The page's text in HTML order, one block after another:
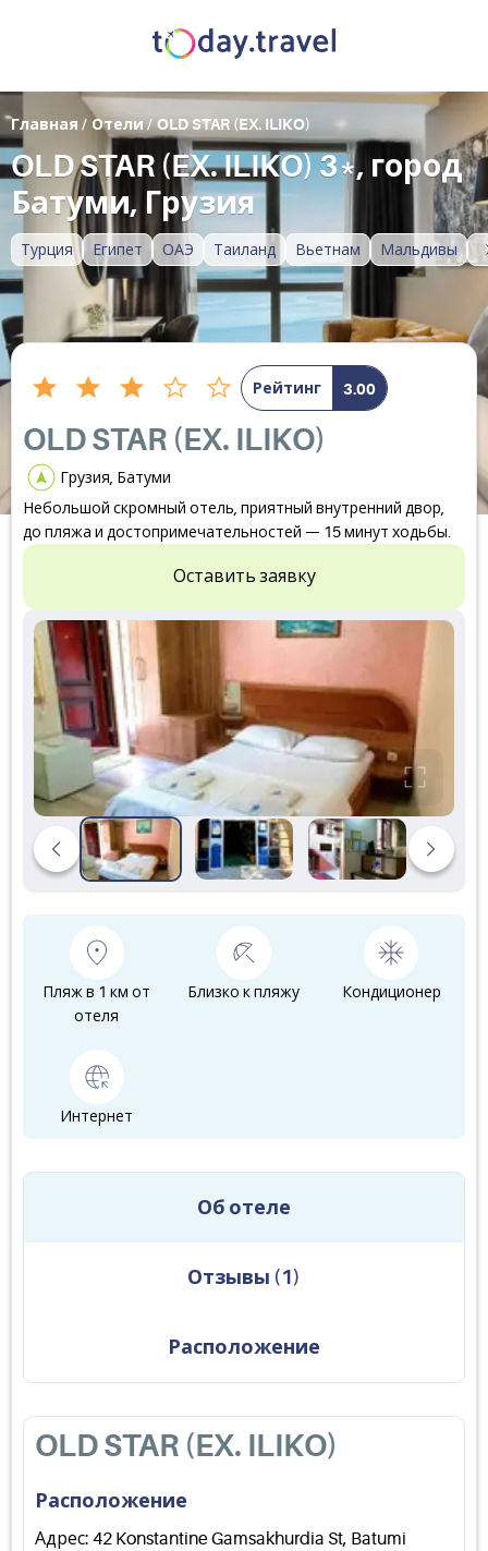
Турция Египет ОАЭ Таиланд Вьетнам Мальдивы
Главная / Отели/ OLD STAR (EX. ILIKO)
OLD STAR (EX. ILIKO) 3*, город
Батуми, Грузия
Рейтинг 3.00
OLD STAR (EX. ILIKO)
Грузия, Батуми
Небольшой скромный отель, приятный внутренний двор,
до пляжа и достопримечательностей — 15 минут ходьбы.
Оставить заявку
Пляж в 1 км от
отеля
Близко к пляжу Кондиционер
Интернет
Об отеле
Отзывы ( 1 )
Расположение
OLD STAR (EX. ILIKO)
Расположение
Адрес: 42 Konstantine Gamsakhurdia St, Batumi